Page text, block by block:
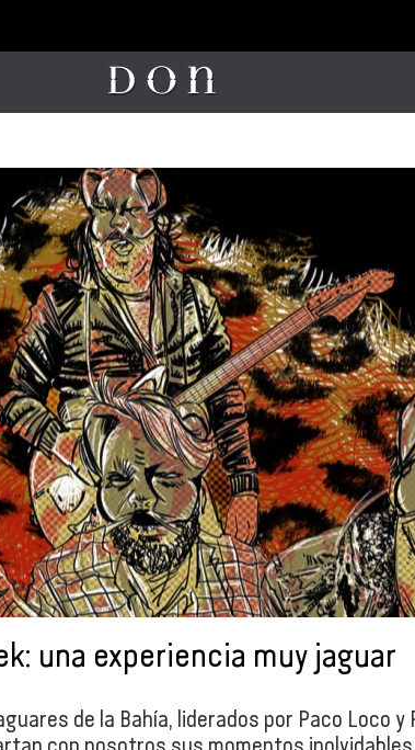
una experiencia muy jaguar
de la Bahía, liderados por Paco Loco y